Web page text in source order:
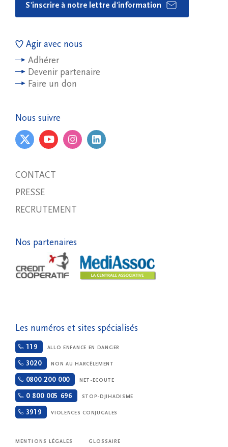
S'inscrire à notre lettre d'information
Agir avec nous
Adhérer
Devenir partenaire
Faire un don
Nous suivre
CONTACT
PRESSE
RECRUTEMENT
Nos partenaires
Les numéros et sites spécialisés
119 ALLO ENFANCE EN DANGER
3020 NON AU HARCÈLEMENT
0800 200 000 NET-ECOUTE
0 800 005 696 STOP-DJIHADISME
3919 VIOLENCES CONJUGALES
MENTIONS LÉGALES GLOSSAIRE